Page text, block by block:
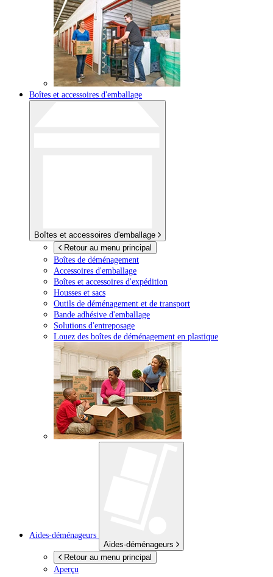
Boîtes et accessoires d'emballage
Boîtes et accessoires d'emballage
Retour au menu principal
Boîtes de déménagement
Accessoires d'emballage
Boîtes et accessoires d'expédition
Housses et sacs
Outils de déménagement et de transport
Bande adhésive d'emballage
Solutions d'entreposage
Louez des boîtes de déménagement en plastique
Aides-déménageurs
Aides-déménageurs
Retour au menu principal
Aperçu